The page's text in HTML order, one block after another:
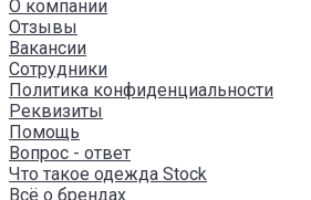
О компании
Отзывы
Вакансии
Сотрудники
Политика конфиденциальности
Реквизиты
Помощь
Вопрос - ответ
Что такое одежда Stock
Всё о брендах